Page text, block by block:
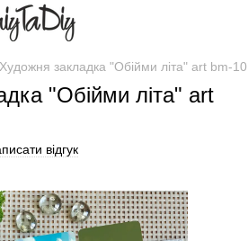
Художня закладка "Обійми літа" art bm-
"Обійми літа" art
відгук